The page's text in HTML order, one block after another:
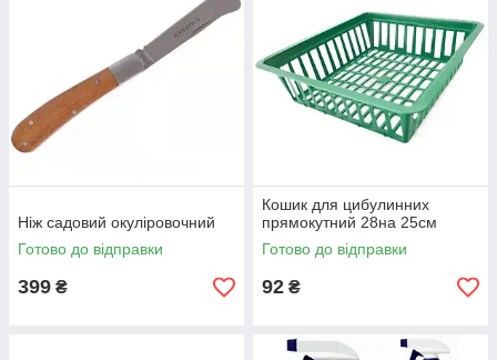
Ніж садовий окуліровочний
Готово до відправки
399 ₴
Кошик для цибулинних
прямокутний 28на 25см
Готово до відправки
92 ₴